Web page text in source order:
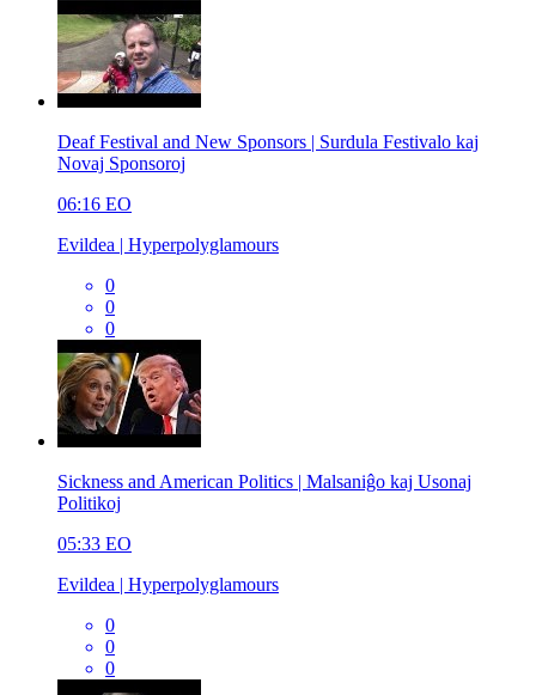
Deaf Festival and New Sponsors | Surdula Festivalo kaj
Novaj Sponsoroj
06:16 EO
Evildea | Hyperpolyglamours
0
0
0
Sickness and American Politics | Malsaniĝo kaj Usonaj
Politikoj
05:33 EO
Evildea | Hyperpolyglamours
0
0
0